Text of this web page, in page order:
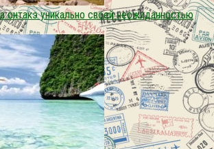
онтакэ уникально своей неожиданностью